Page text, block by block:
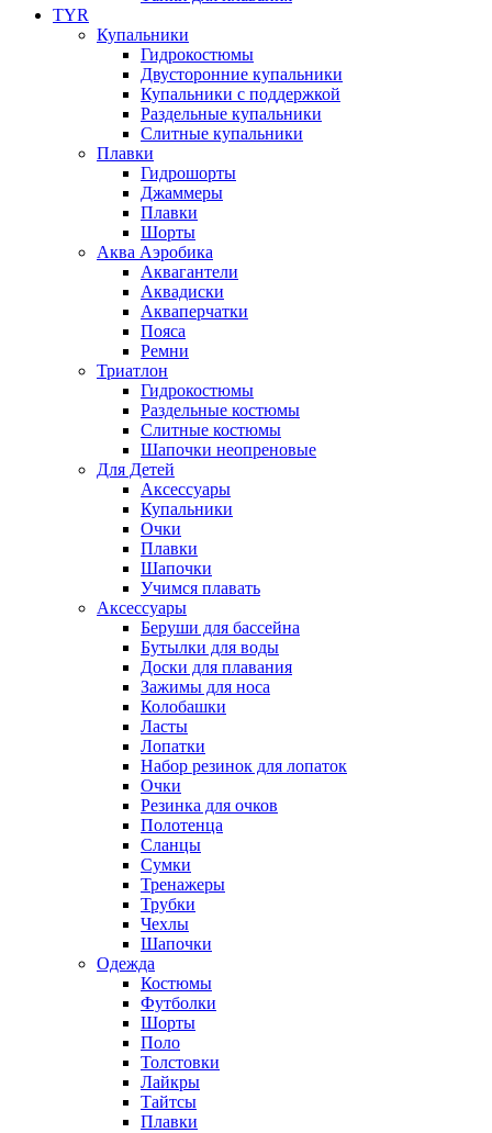
TYR
Купальники
Гидрокостюмы
Двусторонние купальники
Купальники с поддержкой
Раздельные купальники
Слитные купальники
Плавки
Гидрошорты
Джаммеры
Плавки
Шорты
Аква Аэробика
Аквагантели
Аквадиски
Акваперчатки
Пояса
Ремни
Триатлон
Гидрокостюмы
Раздельные костюмы
Слитные костюмы
Шапочки неопреновые
Для Детей
Аксессуары
Купальники
Очки
Плавки
Шапочки
Учимся плавать
Аксессуары
Беруши для бассейна
Бутылки для воды
Доски для плавания
Зажимы для носа
Колобашки
Ласты
Лопатки
Набор резинок для лопаток
Очки
Резинка для очков
Полотенца
Сланцы
Сумки
Тренажеры
Трубки
Чехлы
Шапочки
Одежда
Костюмы
Футболки
Шорты
Поло
Толстовки
Лайкры
Тайтсы
Плавки